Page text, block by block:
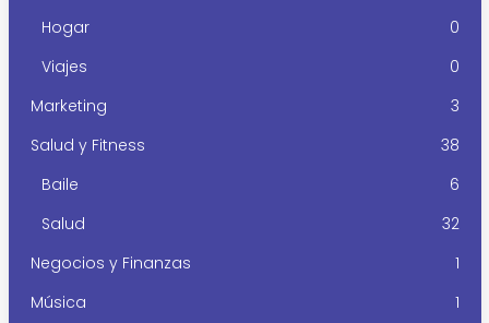
Hogar
0
Viajes
0
Marketing
3
Salud y Fitness
38
Baile
6
Salud
32
Negocios y Finanzas
1
Música
1